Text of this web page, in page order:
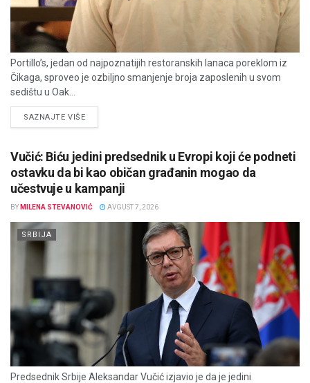
Portillo’s, jedan od najpoznatijih restoranskih lanaca poreklom iz
Čikaga, sproveo je ozbiljno smanjenje broja zaposlenih u svom
sedištu u Oak...
SAZNAJTE VIŠEDETAILS
Vučić: Biću jedini predsednik u Evropi koji će podneti
ostavku da bi kao običan građanin mogao da
učestvuje u kampanji
BY MILENA STEVANOVIĆ AVGUST 7, 2026
SRBIJA
Predsednik Srbije Aleksandar Vučić izjavio je da je jedini